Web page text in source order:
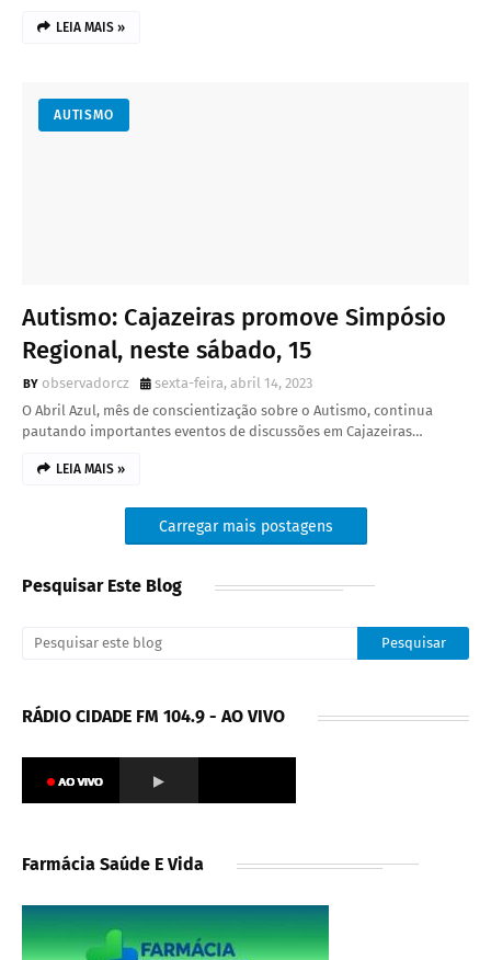
LEIA MAIS »
AUTISMO
Autismo: Cajazeiras promove Simpósio
Regional, neste sábado, 15
observadorcz
sexta-feira, abril 14, 2023
O Abril Azul, mês de conscientização sobre o Autismo, continua
pautando importantes eventos de discussões em Cajazeiras…
LEIA MAIS »
Carregar mais postagens
Pesquisar Este Blog
RÁDIO CIDADE FM 104.9 - AO VIVO
Farmácia Saúde E Vida